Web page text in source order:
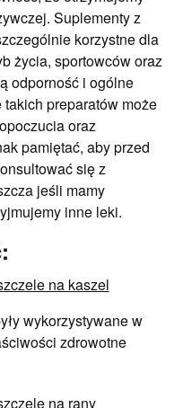
Suplementy z
korzystne dla
życia, sportowców oraz
odporność i ogólne
preparatów może
oraz
pamiętać, aby przed
się z
jeśli mamy
inne leki.
na kaszel
wykorzystywane w
zdrowotne
na rany